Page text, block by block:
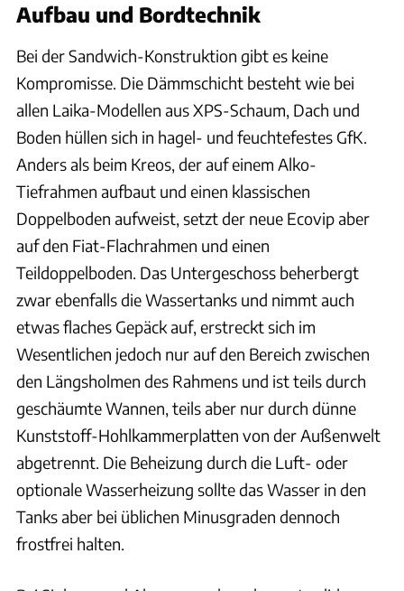
Aufbau und Bordtechnik
Bei der Sandwich-Konstruktion gibt es keine
Kompromisse. Die Dämmschicht besteht wie bei
allen Laika-Modellen aus XPS-Schaum, Dach und
Boden hüllen sich in hagel- und feuchtefestes GfK.
Anders als beim Kreos, der auf einem Alko-
Tiefrahmen aufbaut und einen klassischen
Doppelboden aufweist, setzt der neue Ecovip aber
auf den Fiat-Flachrahmen und einen
Teildoppelboden. Das Untergeschoss beherbergt
zwar ebenfalls die Wassertanks und nimmt auch
etwas flaches Gepäck auf, erstreckt sich im
Wesentlichen jedoch nur auf den Bereich zwischen
den Längsholmen des Rahmens und ist teils durch
geschäumte Wannen, teils aber nur durch dünne
Kunststoff-Hohlkammerplatten von der Außenwelt
abgetrennt. Die Beheizung durch die Luft- oder
optionale Wasserheizung sollte das Wasser in den
Tanks aber bei üblichen Minusgraden dennoch
frostfrei halten.